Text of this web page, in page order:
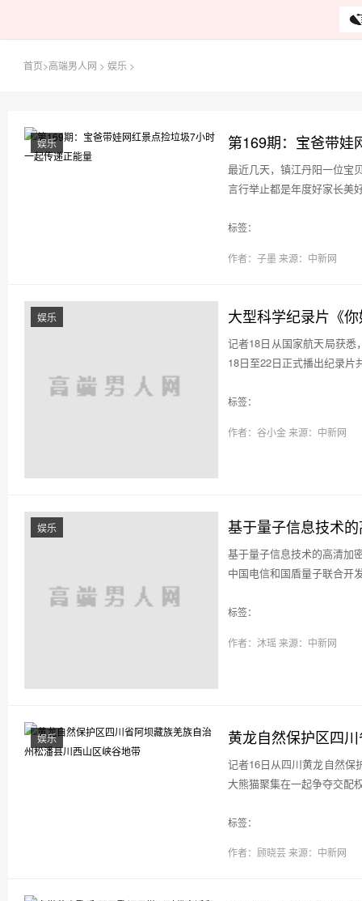
首页>高端男人网 >娱乐 >
第169期：宝爸带娃
娱乐
最近几天，镇江丹阳一位宝
言行举止都是年度好家长美
标签：
作者：子墨 来源：中新网
大型科学纪录片《
娱乐
记者18日从国家航天局获
18日至22日正式播出纪录片
标签：
作者：谷小金来源：中新网
基于量子信息技术
娱乐
基于量子信息技术的高清加
中国电信和国盾量子联合开
标签：
作者：沐瑶来源：中新网
黄龙自然保护区四
娱乐
记者16日从四川黄龙自然保
大熊猫聚集在一起争夺交配
标签：
作者：顾晓芸来源：中新网